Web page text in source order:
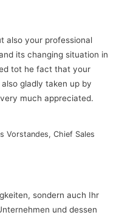
also your professional
its changing situation in
tot he fact that your
gladly taken up by
much appreciated.
Vorstandes, Chief Sales
sondern auch Ihr
und dessen